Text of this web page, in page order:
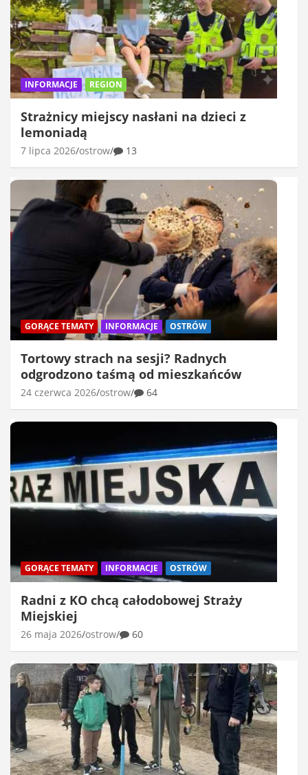
INFORMACJE REGION
Strażnicy miejscy nasłani na dzieci z
lemoniadą
7 lipca 2026 ostrow 13
GORĄCE TEMATY INFORMACJE OSTRÓW
Tortowy strach na sesji? Radnych
odgrodzono taśmą od mieszkańców
24 czerwca 2026 ostrow 64
GORĄCE TEMATY INFORMACJE OSTRÓW
Radni z KO chcą całodobowej Straży
Miejskiej
26 maja 2026 ostrow 60